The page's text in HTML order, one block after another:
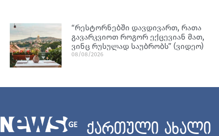
“რესტორნებში დავდივართ, რათა
გავარკვიოთ როგორ ექცევიან მათ,
ვინც რუსულად საუბრობს” (ვიდეო)
08/08/2026
ქართული ახალი